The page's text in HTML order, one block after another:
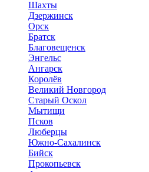
Шахты
Дзержинск
Орск
Братск
Благовещенск
Энгельс
Ангарск
Королёв
Великий Новгород
Старый Оскол
Мытищи
Псков
Люберцы
Южно-Сахалинск
Бийск
Прокопьевск